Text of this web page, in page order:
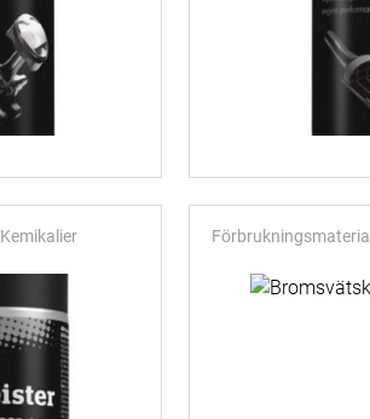
Kemikalier Förbrukningsmaterial